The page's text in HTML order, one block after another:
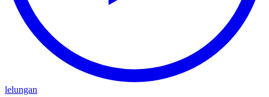
lelungan